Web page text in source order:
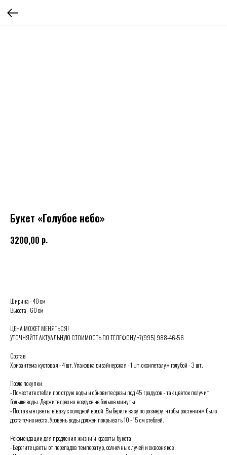
Букет «Голубое небо»
3200,00 р.
Ширина - 40 см
Высота - 60 см
ЦЕНА МОЖЕТ МЕНЯТЬСЯ!
УТОЧНЯЙТЕ АКТУАЛЬНУЮ СТОИМОСТЬ ПО ТЕЛЕФОНУ +7(995) 988-46-56
Состав
Хризантема кустовая - 4 шт. Упаковка дизайнерская - 1 шт. оксипеталум голубой - 3 шт.
После покупки:
- Поместите стебли под струю воды и обновите срезы под 45 градусов - так цветок получит
больше воды. Держите срез на воздухе не больше минуты.
- Поставьте цветы в вазу с холодной водой. Выберите вазу по размеру, чтобы растениям было
достаточно места. Уровень воды должен покрывать 10 - 15 см стеблей.
Рекомендации для продления жизни и красоты букета:
- Берегите цветы от перепадов температур, солнечных лучей и сквозняков;